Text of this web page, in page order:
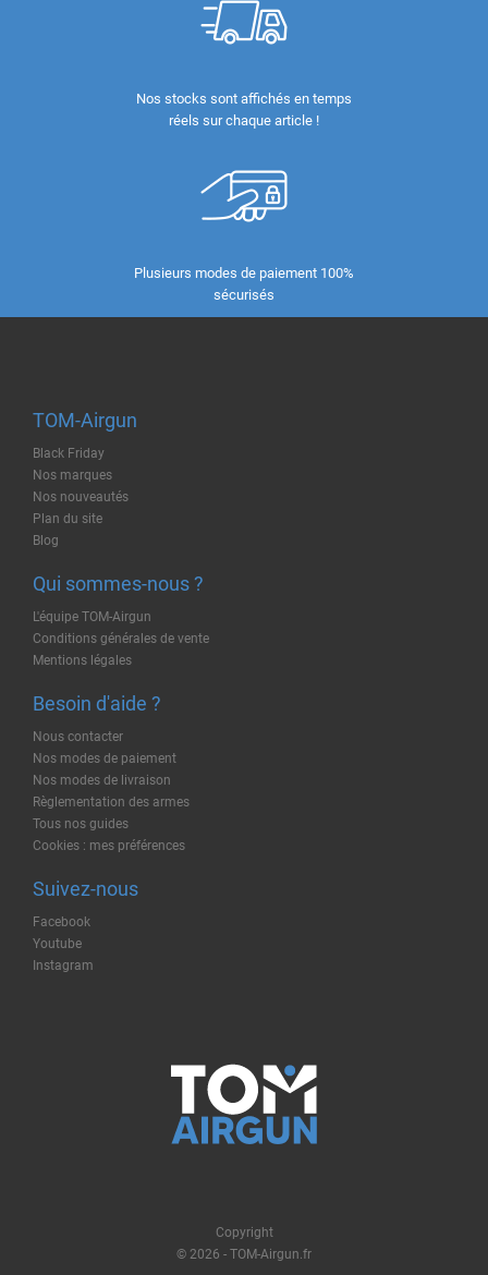
Nos stocks sont affichés en temps
réels sur chaque article !
Plusieurs modes de paiement 100%
sécurisés
TOM-Airgun
Black Friday
Nos marques
Nos nouveautés
Plan du site
Blog
Qui sommes-nous ?
L'équipe TOM-Airgun
Conditions générales de vente
Mentions légales
Besoin d'aide ?
Nous contacter
Nos modes de paiement
Nos modes de livraison
Règlementation des armes
Tous nos guides
Cookies : mes préférences
Suivez-nous
Facebook
Youtube
Instagram
Copyright
© 2026 - TOM-Airgun.fr